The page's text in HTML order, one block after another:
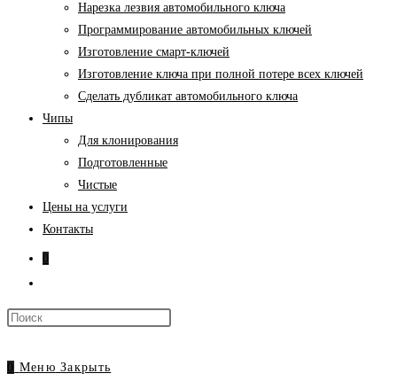
Нарезка лезвия автомобильного ключа
Программирование автомобильных ключей
Изготовление смарт-ключей
Изготовление ключа при полной потере всех ключей
Cделать дубликат автомобильного ключа
Чипы
Для клонирования
Подготовленные
Чистые
Цены на услуги
Контакты
0
по
сайту
0 Меню Закрыть